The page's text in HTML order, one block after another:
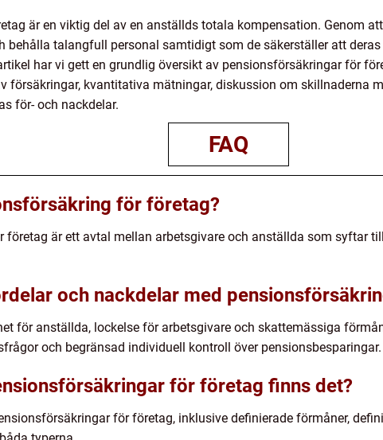
är en viktig del av en anställds totala kompensation. Genom
behålla talangfull personal samtidigt som de säkerställer att
har vi gett en grundlig översikt av pensionsförsäkringar för
försäkringar, kvantitativa mätningar, diskussion om skillnaderna
för- och nackdelar.
FAQ
för företag?
företag är ett avtal mellan arbetsgivare och anställda som syftar
och nackdelar med
för anställda, lockelse för arbetsgivare och skattemässiga
och begränsad individuell kontroll över pensionsbesparingar.
för företag finns det?
för företag, inklusive definierade förmåner,